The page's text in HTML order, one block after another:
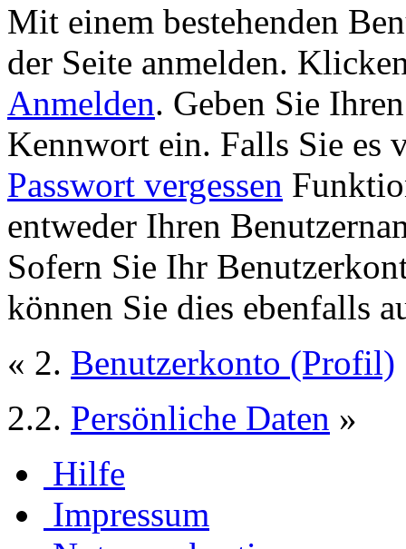
Mit einem bestehenden
der Seite anmelden.
Anmelden. Geben Sie
Kennwort ein. Falls Sie es
Passwort vergessen
entweder Ihren
Sofern Sie Ihr
können Sie dies ebenfalls
« 2. Benutzerkonto (Profil)
2.2. Persönliche Daten »
Hilfe
Impressum